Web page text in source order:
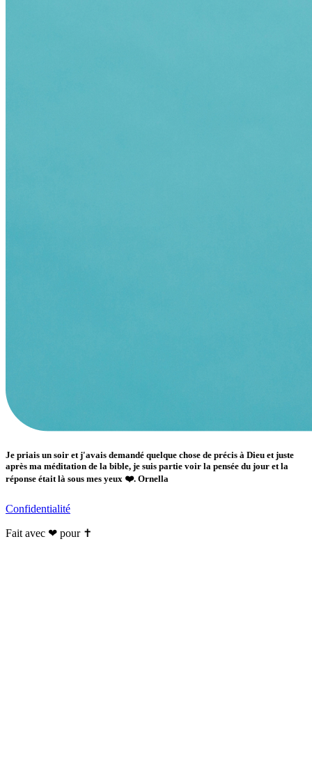
Je priais un soir et j'avais demandé quelque chose de précis à Dieu et juste
après ma méditation de la bible, je suis partie voir la pensée du jour et la
réponse était là sous mes yeux ❤️. Ornella
Confidentialité
Fait avec ❤ pour ✝️️